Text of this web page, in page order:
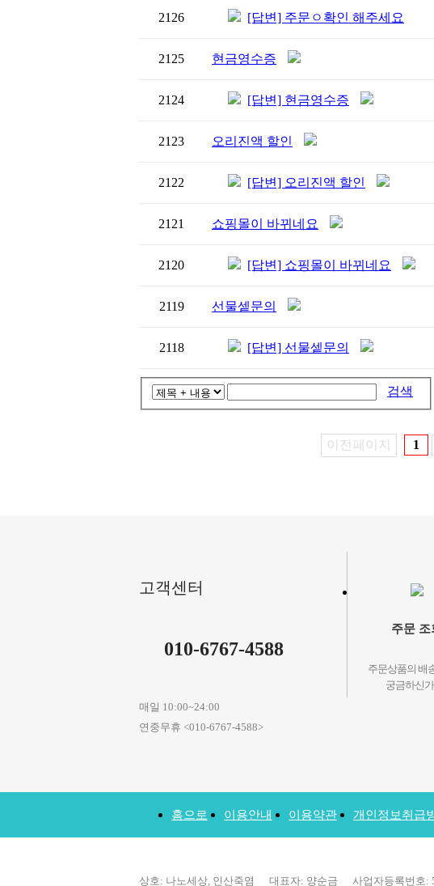
2126 [답변] 주문ㅇ확인 해주세요
2125 현금영수증
2124 [답변] 현금영수증
2123 오리진액 할인
2122 [답변] 오리진액 할인
2121 쇼핑몰이 바뀌네요
2120 [답변] 쇼핑몰이 바뀌네요
2119 선물셑문의
2118 [답변] 선물셑문의
검색
이전페이지 1
고객센터
010-6767-4588
매일 10:00~24:00
연중무휴 <010-6767-4588>
주문 조
주문상품의 배
궁금하신
홈으로 이용안내 이용약관 개인정보취급
상호: 나노세상, 인산죽염 대표자: 양순금 사업자등록번호: